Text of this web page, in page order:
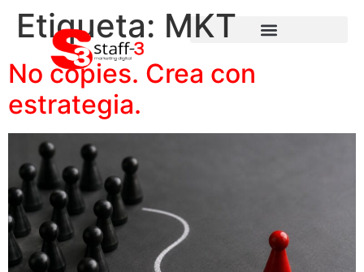
Etiqueta: MKT
No copies. Crea con
estrategia.